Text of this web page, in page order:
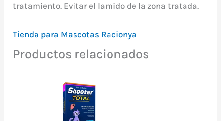
tratamiento. Evitar el lamido de la zona tratada.
Tienda para Mascotas Racionya
Productos relacionados